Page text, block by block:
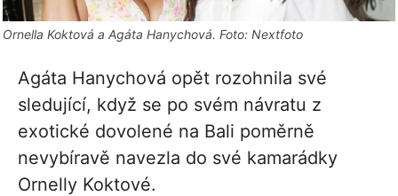
Ornella Koktová a Agáta Hanychová. Foto: Nextfoto
Agáta Hanychová opět rozohnila své
sledující, když se po svém návratu z
exotické dovolené na Bali poměrně
nevybíravě navezla do své kamarádky
Ornelly Koktové.